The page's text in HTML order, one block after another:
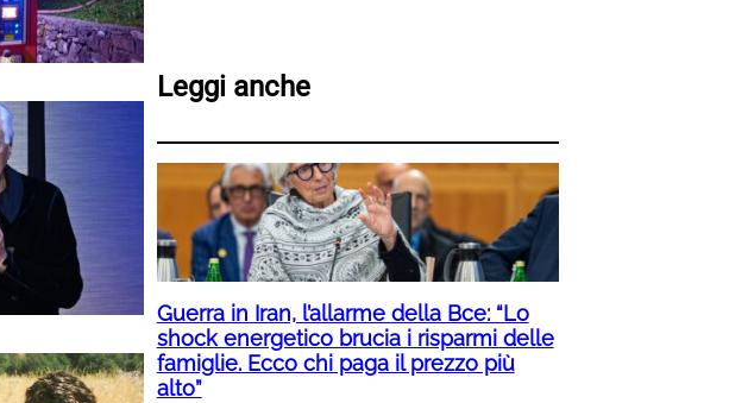
Leggi anche
Guerra in Iran, l’allarme della Bce: “Lo
shock energetico brucia i risparmi delle
famiglie. Ecco chi paga il prezzo più
alto”